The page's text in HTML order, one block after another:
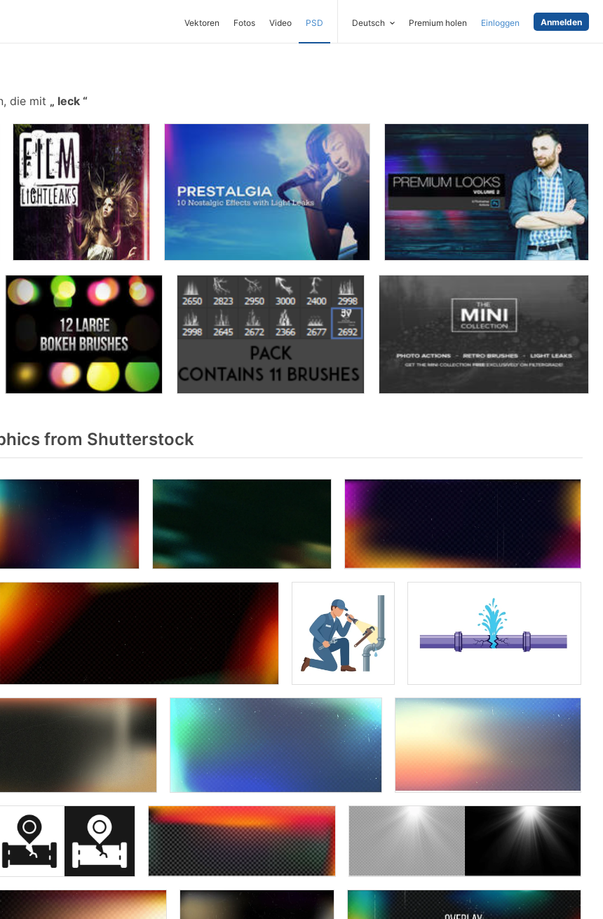
Vektoren Fotos Video PSD Deutsch Premium holen Einloggen Anmelden
die mit leck
from Shutterstock